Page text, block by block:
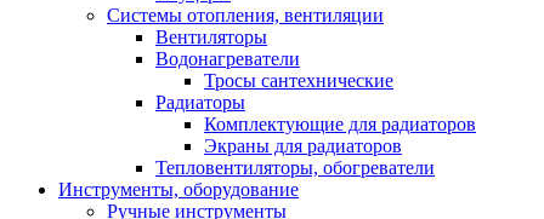
Системы отопления, вентиляции
Вентиляторы
Водонагреватели
Тросы сантехнические
Радиаторы
Комплектующие для радиаторов
Экраны для радиаторов
Тепловентиляторы, обогреватели
Инструменты, оборудование
Ручные инструменты